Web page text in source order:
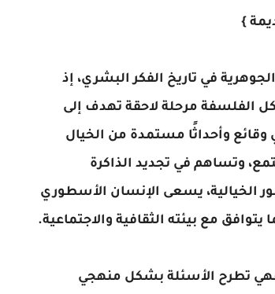
}
في تاريخ الفكر البشري، إذ
الفلسفة مرحلة لاحقة تهدف إلى
وأحداثًا مستمدة من الخيال
وتساهم في تجديد الذاكرة
الخيالية، يسعى الإنسان الأسطوري
مع بيئته الثقافية والاجتماعية.
فهي تطرح الأسئلة بشكل منهجي